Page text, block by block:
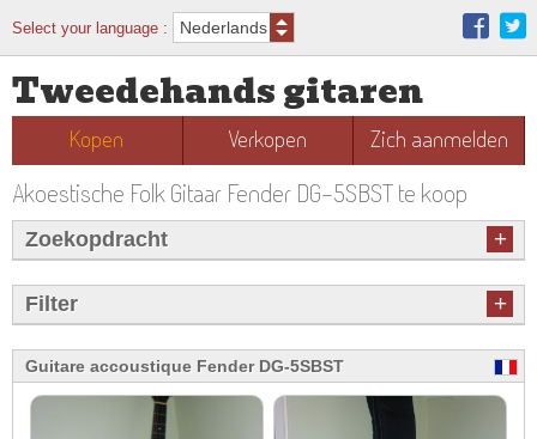
Select your language :
Tweedehands gitaren
Kopen Verkopen Zich aanmelden
Akoestische Folk Gitaar Fender DG-5SBST te koop
Zoekopdracht +
Filter +
Guitare accoustique Fender DG-5SBST